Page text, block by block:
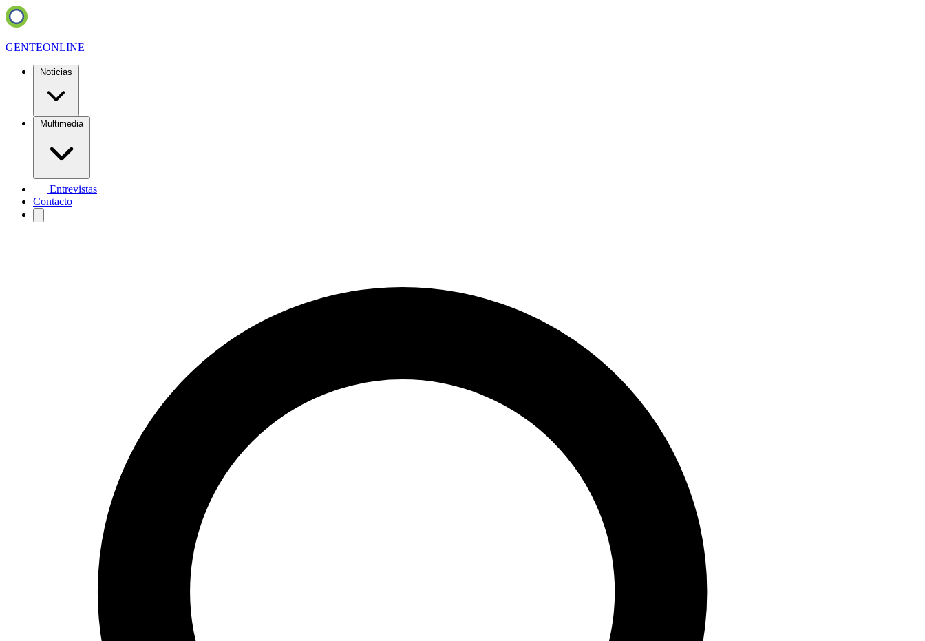
GENTEONLINE
Noticias
Multimedia
Entrevistas
Contacto